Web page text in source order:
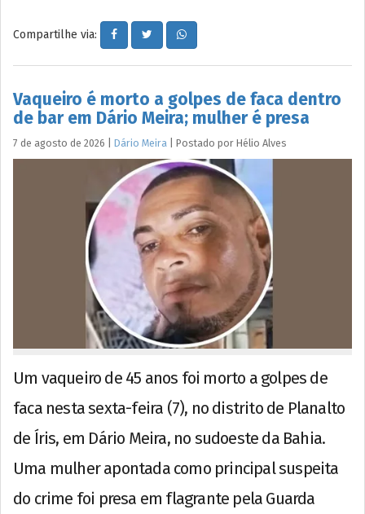
Compartilhe via:
Vaqueiro é morto a golpes de faca dentro
de bar em Dário Meira; mulher é presa
7 de agosto de 2026 Dário Meira Postado por Hélio Alves
Um vaqueiro de 45 anos foi morto a golpes de
faca nesta sexta-feira (7), no distrito de Planalto
de Íris, em Dário Meira, no sudoeste da Bahia.
Uma mulher apontada como principal suspeita
do crime foi presa em flagrante pela Guarda